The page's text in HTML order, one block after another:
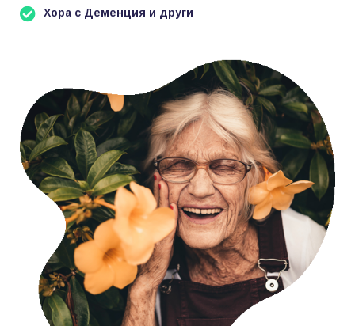
Хора с Деменция и други